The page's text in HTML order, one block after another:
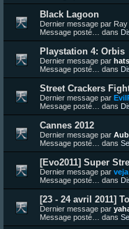
Black Lagoon
Dernier message par Ray
Message posté… dans
Playstation 4: Orbis
Dernier message par
Message posté… dans
Street Crackers
Dernier message par
Message posté… dans
Cannes 2012
Dernier message par
Message posté… dans
[Evo2011] Super
Dernier message par veja
Message posté… dans
[23 - 24 avril 2011]
Dernier message par
Message posté… dans